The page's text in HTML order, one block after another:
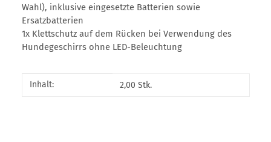
Wahl), inklusive eingesetzte Batterien sowie
Ersatzbatterien
1x Klettschutz auf dem Rücken bei Verwendung des
Hundegeschirrs ohne LED-Beleuchtung
Produkteigenschaft
Wert
Inhalt: 2,00 Stk.